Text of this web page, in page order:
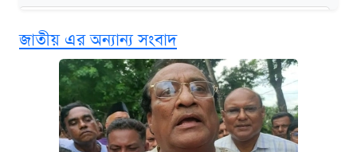
দাম ও ফিচার
কবে শুরু হচ্ছে ঢাবির ভর্তি আবেদন, জানাল কর্তৃপক্ষ
নবম জাতীয় পে-স্কেল নিয়ে সর্বশেষ যা জানা গেল
জাতীয় এর অন্যান্য সংবাদ